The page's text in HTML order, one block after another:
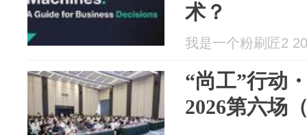
术？
我是一个粉刷匠2
“尚工”行动
2026第六场